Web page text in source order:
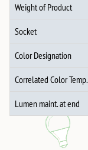
Weight of Product
Socket
Color Designation
Correlated Color Temp.
Lumen maint. at end